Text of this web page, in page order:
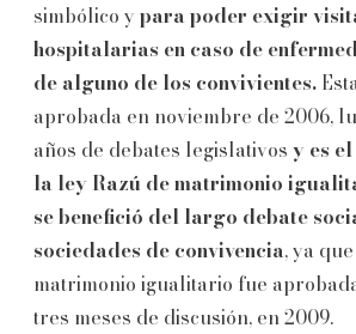
simbólico y para poder exigir
hospitalarias en caso de
de alguno de los convivientes.
aprobada en noviembre de 2006,
años de debates legislativos y es
la ley Razú de matrimonio
se benefició del largo debate
sociedades de convivencia, ya
matrimonio igualitario fue
tres meses de discusión, en 2009.